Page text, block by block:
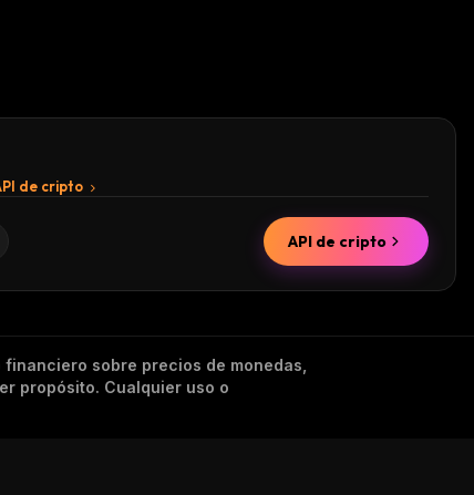
de cripto
API de cripto
sobre precios de monedas,
propósito. Cualquier uso o